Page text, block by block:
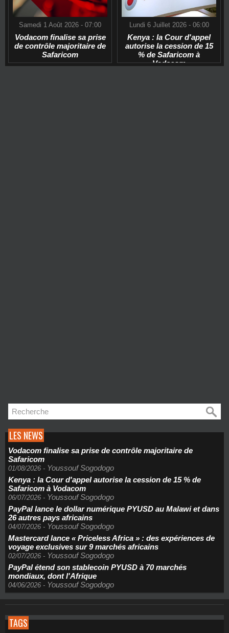
Samedi 1 Août 2026 - 07:00
Vodacom finalise sa prise
de contrôle majoritaire de
Safaricom
Lundi 6 Juillet 2026 - 06:00
Kenya : la Cour d'appel
autorise la cession de 15
% de Safaricom à
Vodacom
LES NEWS
Vodacom finalise sa prise de contrôle majoritaire de
Safaricom
01/08/2026 - Youssouf Sogodogo
Kenya : la Cour d'appel autorise la cession de 15 % de
Safaricom à Vodacom
06/07/2026 - Youssouf Sogodogo
PayPal lance le dollar numérique PYUSD au Malawi et dans
26 autres pays africains
04/07/2026 - Youssouf Sogodogo
Mastercard lance « Priceless Africa » : des expériences de
voyage exclusives sur 9 marchés africains
02/07/2026 - Youssouf Sogodogo
PayPal étend son stablecoin PYUSD à 70 marchés
mondiaux, dont l'Afrique
04/06/2026 - Youssouf Sogodogo
TAGS